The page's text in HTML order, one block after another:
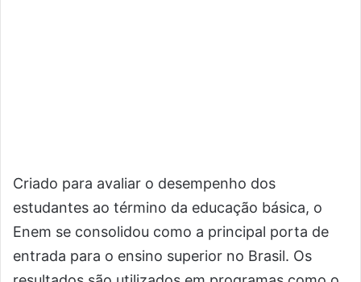
Criado para avaliar o desempenho dos
estudantes ao término da educação básica, o
Enem se consolidou como a principal porta de
entrada para o ensino superior no Brasil. Os